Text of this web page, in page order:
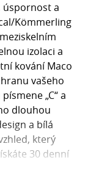
úspornost a
Kömmerling
izolaci a
kování Maco
vašeho
„C“ a
dlouhou
a bílá
který
30 denní